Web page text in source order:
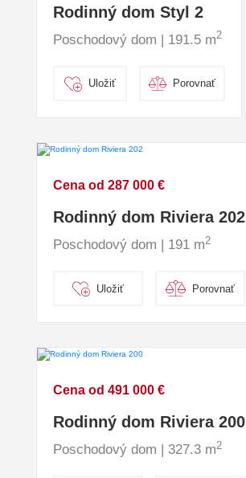
Rodinný dom Styl 2
Poschodový dom | 191.5 m2
Uložiť Porovnať
Cena od 287 000 €
Rodinný dom Riviera 202
Poschodový dom | 191 m2
Uložiť Porovnať
Cena od 491 000 €
Rodinný dom Riviera 200
Poschodový dom | 327.3 m2